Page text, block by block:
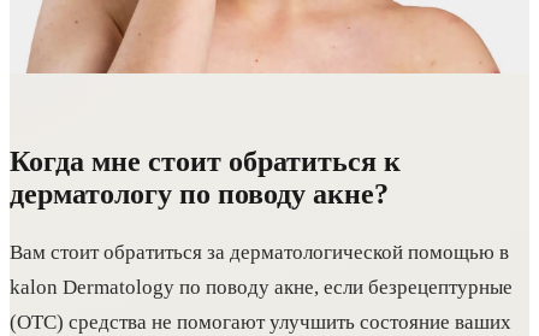
Когда мне стоит обратиться к
дерматологу по поводу акне?
Вам стоит обратиться за дерматологической помощью в
kalon Dermatology по поводу акне, если безрецептурные
(OTC) средства не помогают улучшить состояние ваших